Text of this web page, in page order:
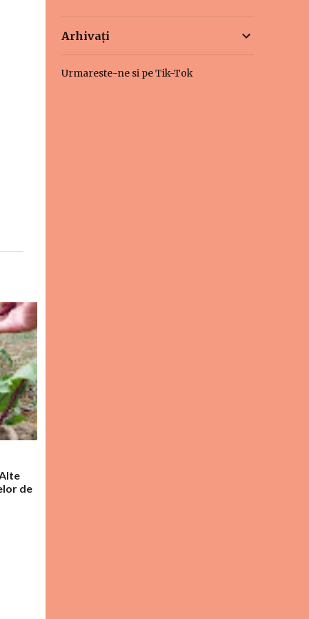
de
Arhivați
Urmareste-ne si pe Tik-Tok